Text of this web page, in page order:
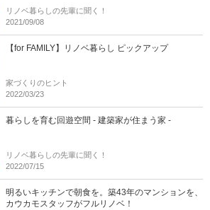
リノベ暮らしの先輩に聞く！
2021/09/08
【for FAMILY】リノベ暮らし ピックアップ
家づくりのヒント
2022/03/23
暮らしを育む回遊空間 - 建築家が住まう家 -
リノベ暮らしの先輩に聞く！
2022/07/15
明るいキッチンで朝食を。築43年のマンションを、
カウカモスタッフがフルリノベ！